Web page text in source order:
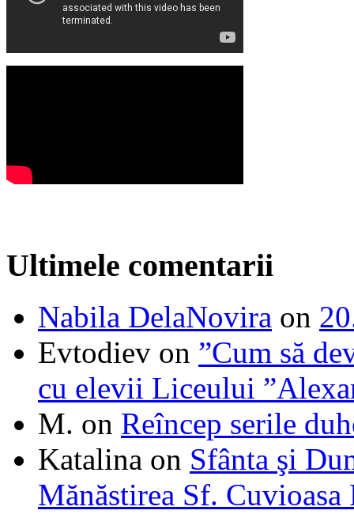
Ultimele comentarii
Nabila DelaNovira on
Evtodiev on ”Cum să
cu elevii Liceului
M. on Reîncep serile
Katalina on Sfânta şi
Mănăstirea Sf. Cuvioasa